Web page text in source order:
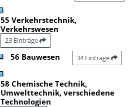
55 Verkehrstechnik,
Verkehrswesen
23 Einträge
56 Bauwesen 34 Einträge
58 Chemische Technik,
Umwelttechnik, verschiedene
Technologien